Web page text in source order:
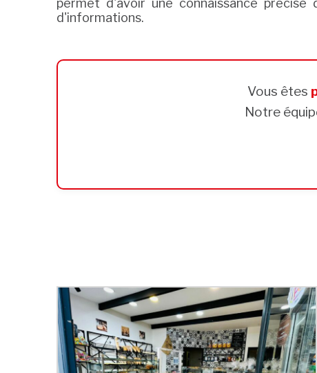
permet d'avoir une connaissance
d'informations.
Vous êtes
Notre